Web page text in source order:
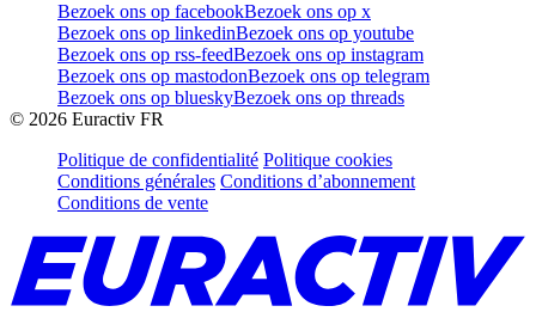
Bezoek ons op facebookBezoek ons op x
Bezoek ons op linkedinBezoek ons op youtube
Bezoek ons op rss-feedBezoek ons op instagram
Bezoek ons op mastodonBezoek ons op telegram
Bezoek ons op blueskyBezoek ons op threads
© 2026 Euractiv FR
Politique de confidentialité Politique cookies
Conditions générales Conditions d’abonnement
Conditions de vente